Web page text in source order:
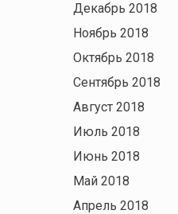
Декабрь 2018
Ноябрь 2018
Октябрь 2018
Сентябрь 2018
Август 2018
Июль 2018
Июнь 2018
Май 2018
Апрель 2018